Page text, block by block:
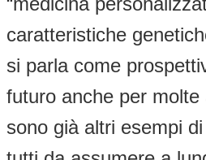
caratteristiche
si parla come
futuro anche per
sono già altri esempi